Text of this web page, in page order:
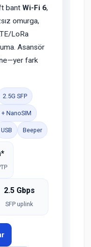
bantWi-Fi 6,
omurga,
LoRa
Asansör
fark
2.5G SFP
NanoSIM
USB Beeper
2.5 Gbps
SFP uplink